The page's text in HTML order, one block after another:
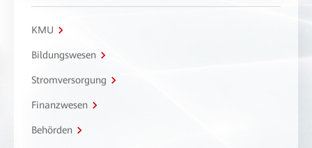
KMU
Bildungswesen
Stromversorgung
Finanzwesen
Behörden